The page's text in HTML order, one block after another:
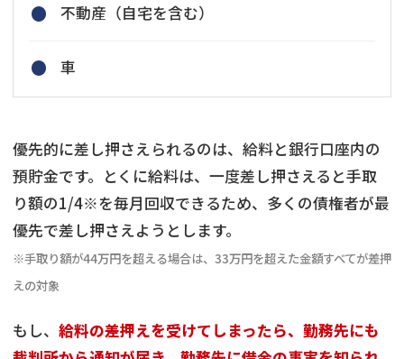
不動産（自宅を含む）
車
優先的に差し押さえられるのは、給料と銀行口座内の
預貯金です。とくに給料は、一度差し押さえると手取
り額の1/4※を毎月回収できるため、多くの債権者が最
優先で差し押さえようとします。
※手取り額が44万円を超える場合は、33万円を超えた金額すべてが差押
えの対象
もし、 給料の差押えを受けてしまったら、勤務先にも